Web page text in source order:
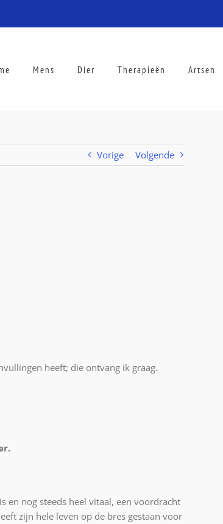
Mens Dier Therapieën Artsen
Vorige Volgende
heeft; die ontvang ik graag.
en nog steeds heel vitaal, een voordracht
zijn hele leven op de bres gestaan voor